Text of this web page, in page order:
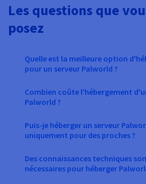
Les questions que
posez
Quelle est la meilleure option
pour un serveur Palworld ?
Combien coûte l'hébergement
Palworld ?
Puis-je héberger un serveur
uniquement pour des proches ?
Des connaissances techniques
nécessaires pour héberger